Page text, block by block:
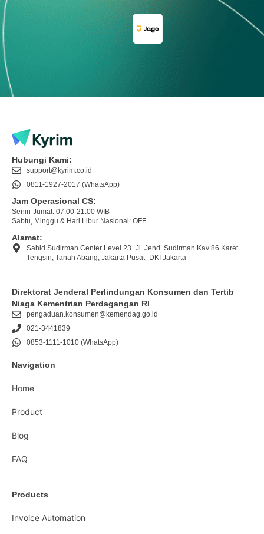
Hubungi Kami:
support@kyrim.co.id
0811-1927-2017 (WhatsApp)
Jam Operasional CS:
Senin-Jumat: 07:00-21:00 WIB
Sabtu, Minggu & Hari Libur Nasional: OFF
Alamat:
Sahid Sudirman Center Level 23 Jl. Jend. Sudirman Kav 86 Karet
Tengsin, Tanah Abang, Jakarta Pusat DKI Jakarta
Direktorat Jenderal Perlindungan Konsumen dan Tertib
Niaga Kementrian Perdagangan RI
pengaduan.konsumen@kemendag.go.id
021-3441839
0853-1111-1010 (WhatsApp)
Navigation
Home
Product
Blog
FAQ
Products
Invoice Automation